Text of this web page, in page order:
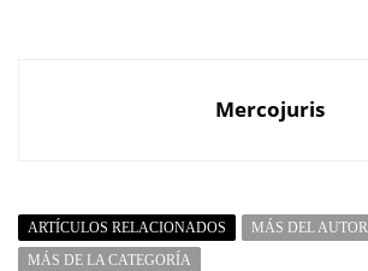
Mercojuris
ARTÍCULOS RELACIONADOS
MÁS DEL AUTOR
MÁS DE LA CATEGORÍA